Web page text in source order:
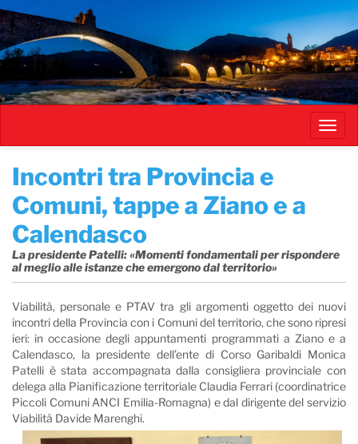
Salta
al
contenuto
principale
​Incontri tra Provincia e
Comuni, tappe a Ziano e a
Calendasco
La presidente Patelli: «Momenti fondamentali per rispondere
al meglio alle istanze che emergono dal territorio»
Viabilità, personale e PTAV tra gli argomenti oggetto dei nuovi
incontri della Provincia con i Comuni del territorio, che sono ripresi
ieri: in occasione degli appuntamenti programmati a Ziano e a
Calendasco, la presidente dell’ente di Corso Garibaldi Monica
Patelli è stata accompagnata dalla consigliera provinciale con
delega alla Pianificazione territoriale Claudia Ferrari (coordinatrice
Piccoli Comuni ANCI Emilia-Romagna) e dal dirigente del servizio
Viabilità Davide Marenghi.